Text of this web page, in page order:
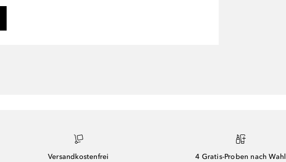
Versandkostenfrei
4 Gratis-Proben nach Wahl